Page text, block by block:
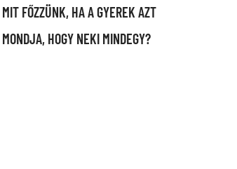
MIT FŐZZÜNK, HA A GYEREK AZT
MONDJA, HOGY NEKI MINDEGY?